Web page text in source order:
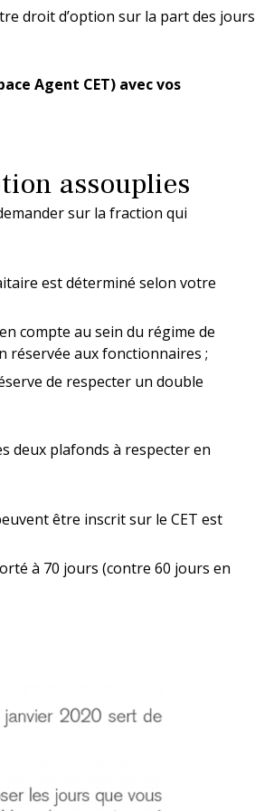
droit d’option sur la part des jours
Agent CET) avec vos
assouplies
sur la fraction qui
est déterminé selon votre
compte au sein du régime de
réservée aux fonctionnaires ;
de respecter un double
deux plafonds à respecter en
être inscrit sur le CET est
à 70 jours (contre 60 jours en